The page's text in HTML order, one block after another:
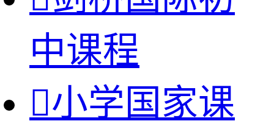
中课程
小学国家课